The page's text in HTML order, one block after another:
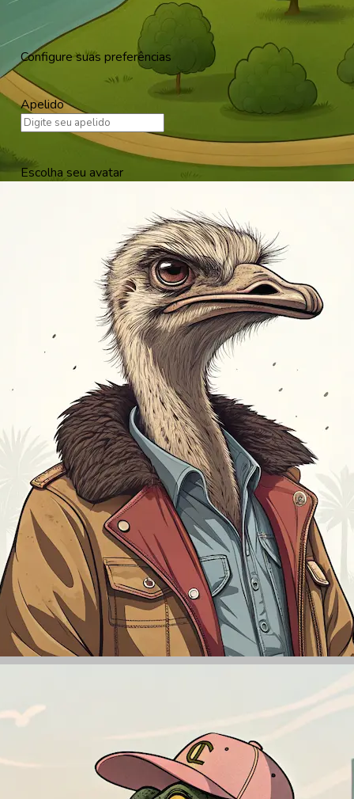
Configure suas preferências
Apelido
Escolha seu avatar